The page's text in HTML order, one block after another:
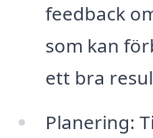
feedback
som kan
ett bra
Planering: